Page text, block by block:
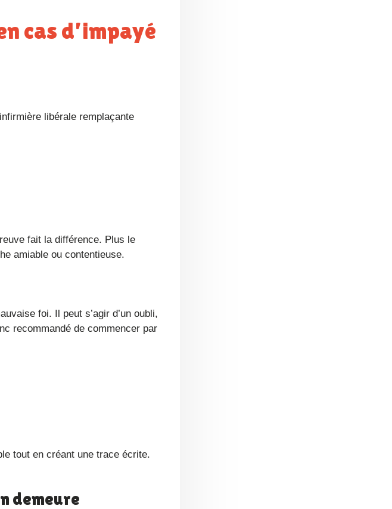
libérale remplaçante
amiable ou contentieuse.
recommandé de commencer par
demeure